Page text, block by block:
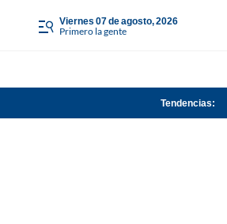
viernes 07 de agosto, 2026
Primero la gente
Tendencias: